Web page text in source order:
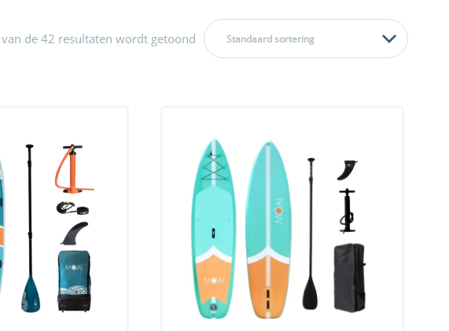
de 42 resultaten wordt getoond Standaard sortering